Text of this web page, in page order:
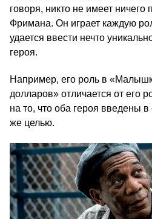
говоря, никто не имеет ничего
Фримана. Он играет каждую
удается ввести нечто
героя.
Например, его роль в
долларов» отличается от его
на то, что оба героя введены
же целью.